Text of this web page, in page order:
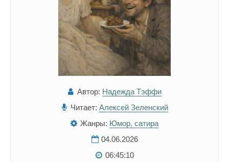
Автор: Надежда Тэффи
Читает: Алексей Зеленский
Жанры: Юмор, сатира
04.06.2026
06:45:10